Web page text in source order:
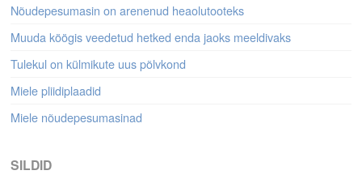
Nõudepesumasin on arenenud heaolutooteks
Muuda köögis veedetud hetked enda jaoks meeldivaks
Tulekul on külmikute uus põlvkond
Miele pliidiplaadid
Miele nõudepesumasinad
SILDID